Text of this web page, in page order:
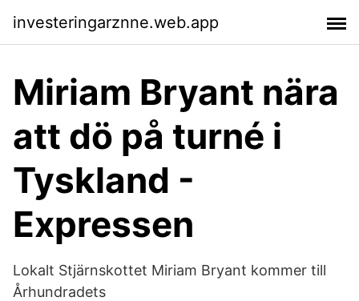
investeringarznne.web.app
Miriam Bryant nära
att dö på turné i
Tyskland -
Expressen
Lokalt Stjärnskottet Miriam Bryant kommer till
Århundradets